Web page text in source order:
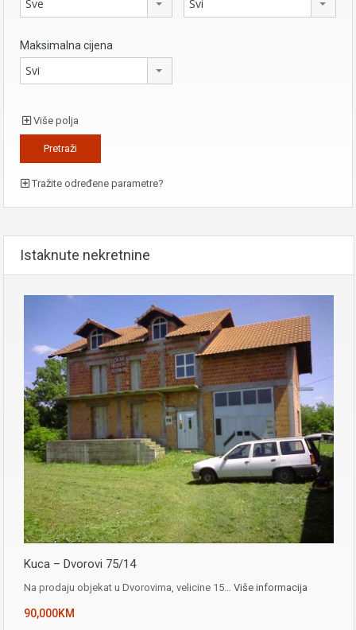
Sve Svi
Maksimalna cijena
Svi
Više polja
Tražite određene parametre?
Istaknute nekretnine
Kuca – Dvorovi 75/14
Na prodaju objekat u Dvorovima, velicine 15… Više informacija
90,000KM